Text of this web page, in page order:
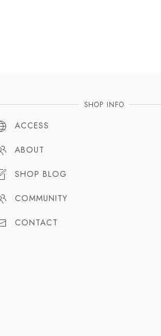
SHOP INFO
ACCESS
ABOUT
SHOP BLOG
COMMUNITY
CONTACT